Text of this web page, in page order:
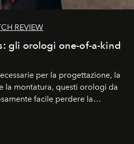
REVIEW
gli orologi one-of-a-kind
per la progettazione, la
la montatura, questi orologi da
facile perdere la